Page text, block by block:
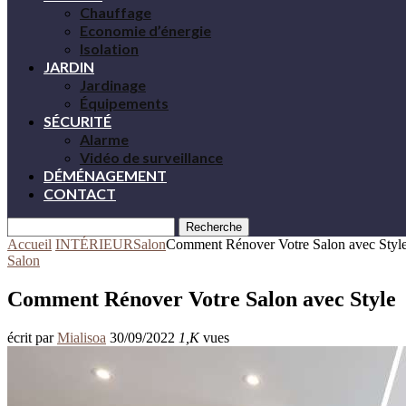
Chauffage
Economie d’énergie
Isolation
JARDIN
Jardinage
Équipements
SÉCURITÉ
Alarme
Vidéo de surveillance
DÉMÉNAGEMENT
CONTACT
Recherche
Accueil INTÉRIEURSalonComment Rénover Votre Salon avec
Salon
Comment Rénover Votre Salon avec Style
écrit parMialisoa 30/09/2022 1,Kvues